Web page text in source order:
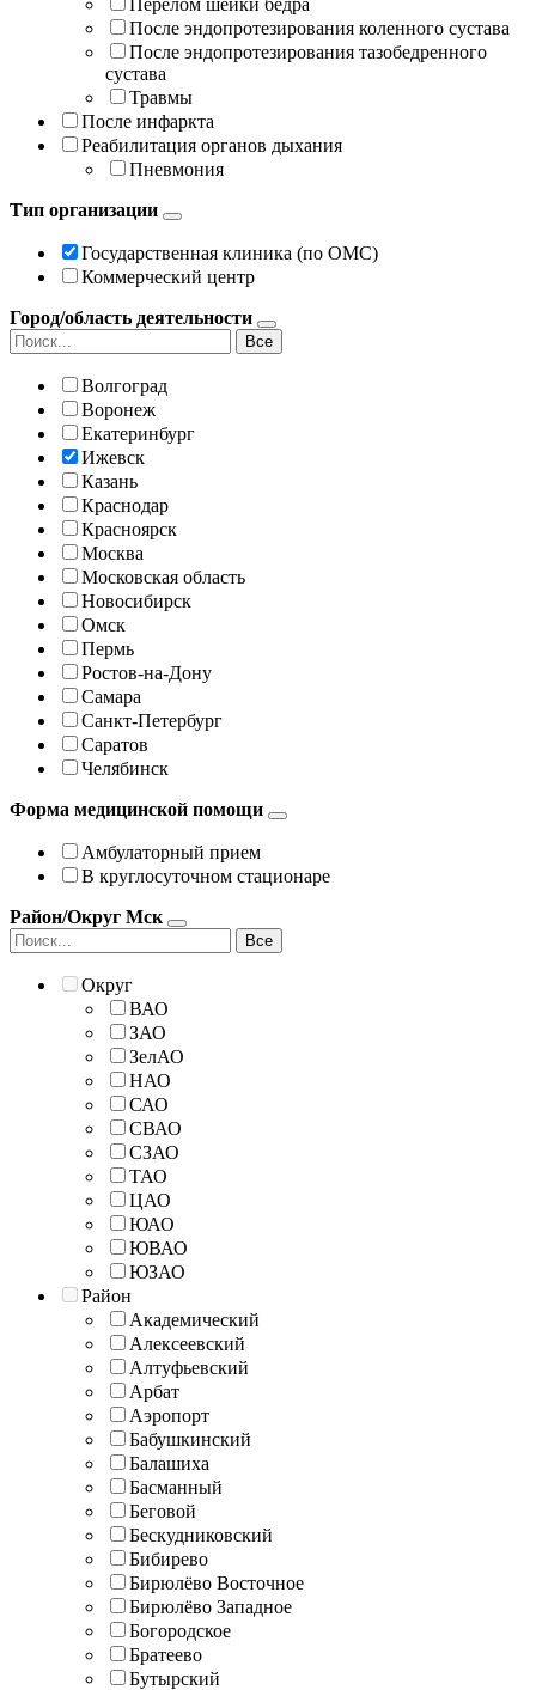
После эндопротезирования коленного сустава
После эндопротезирования тазобедренного
сустава
Травмы
После инфаркта
Реабилитация органов дыхания
Пневмония
Тип организации
Государственная клиника (по ОМС)
Коммерческий центр
Город/область деятельности
Все
Волгоград
Воронеж
Екатеринбург
Ижевск
Казань
Краснодар
Красноярск
Москва
Московская область
Новосибирск
Омск
Пермь
Ростов-на-Дону
Самара
Санкт-Петербург
Саратов
Челябинск
Форма медицинской помощи
Амбулаторный прием
В круглосуточном стационаре
Район/Округ Мск
Все
Округ
ВАО
ЗАО
ЗелАО
НАО
САО
СВАО
СЗАО
ТАО
ЦАО
ЮАО
ЮВАО
ЮЗАО
Район
Академический
Алексеевский
Алтуфьевский
Арбат
Аэропорт
Бабушкинский
Балашиха
Басманный
Беговой
Бескудниковский
Бибирево
Бирюлёво Восточное
Бирюлёво Западное
Богородское
Братеево
Бутырский